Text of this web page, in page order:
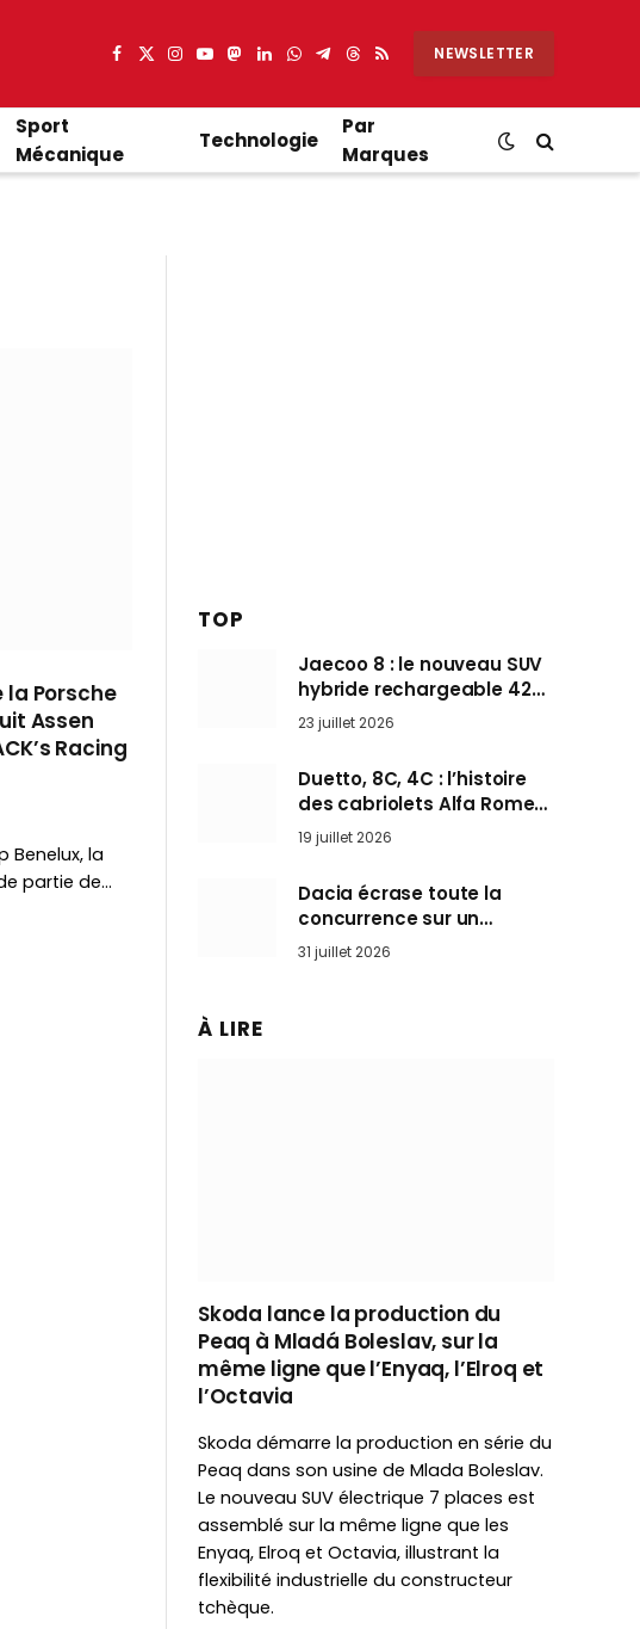
Facebook
X
Instagram
YouTube
Mastodon
LinkedIn
WhatsApp
Partager
Telegram
Threads
RSS NEWSLETTER
Sport
Mécanique
Technologie
Par
Marques
la Porsche
Assen
Racing
Benelux, la
partie de…
TOP
Jaecoo 8 : le nouveau SUV
hybride rechargeable 428
ch qui vise l’Audi Q7 arrive
en Europe cet automne
23 juillet 2026
Duetto, 8C, 4C : l’histoire
des cabriolets Alfa Romeo,
ces Spider qui ont défini
l’art de rouler cheveux au
vent
19 juillet 2026
Dacia écrase toute la
concurrence sur un
marché où personne ne
l’attendait
31 juillet 2026
À LIRE
Skoda lance la production du
Peaq à Mladá Boleslav, sur la
même ligne que l’Enyaq, l’Elroq et
l’Octavia
Skoda démarre la production en série du
Peaq dans son usine de Mlada Boleslav.
Le nouveau SUV électrique 7 places est
assemblé sur la même ligne que les
Enyaq, Elroq et Octavia, illustrant la
flexibilité industrielle du constructeur
tchèque.